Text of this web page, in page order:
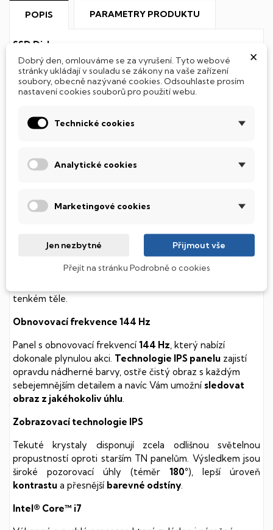
POPIS PARAMETRY PRODUKTU
SSD Disk
Tento notebook je vybavenSSD(Solid State Drive)
diskem, který na rozdíl od starších magnetických HDD
(Hard Disk Drive) disků nedisponuje žádnými pohyblivými
k mechanickému poškození. Díky použití elektronické
Podsvícená klávesnice
Integrovaný systém úsporných LED diod osvítí jednotlivé
klávesy tak, aby byly krásně čitelné i během temné noci,
MSI Thin
Herní počítač s kvalitní klávesnicí a 3D zvukem, který
tenkém těle.
Obnovovací frekvence 144 Hz
Panel s obnovovací frekvencí 144 Hz , který nabízí
dokonale plynulou akci. Technologie IPS panelu zajistí
opravdu nádherné barvy, ostře čistý obraz s každým
sebejemnějším detailem a navíc Vám umožní sledovat
obraz z jakéhokoliv úhlu
Zobrazovací technologie IPS
Tekuté krystaly disponují zcela odlišnou světelnou
propustností oproti starším TN panelům. Výsledkem jsou
široké pozorovací úhly (téměr 180°), lepší úroveň
kontrastu a přesnější barevné odstíny
Intel® Core™ i7
×
Dobrý den, omlouváme se za vyrušení. Tyto webové
stránky ukládají v souladu se zákony na vaše zařízení
soubory, obecně nazývané cookies. Odsouhlaste prosím
nastavení cookies souborů pro použití webu.
Technické cookies
Analytické cookies
Marketingové cookies
Jen nezbytné Přijmout vše
Přejít na stránku Podrobně o cookies